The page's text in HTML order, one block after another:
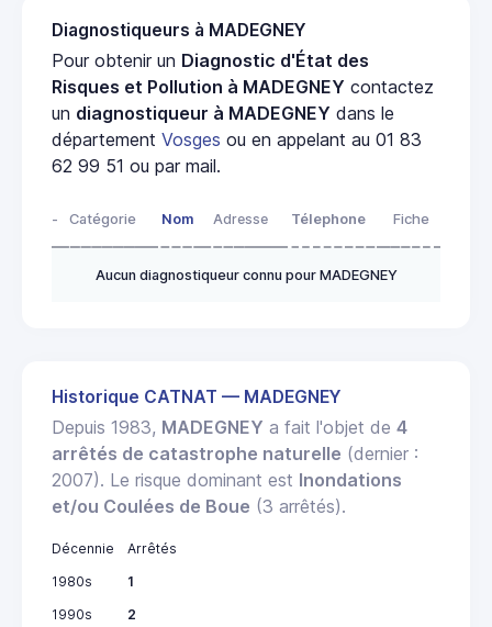
Diagnostiqueurs à MADEGNEY
Pour obtenir un Diagnostic d'État des
Risques et Pollution à MADEGNEY contactez
un diagnostiqueur à MADEGNEY dans le
département Vosges ou en appelant au 01 83
62 99 51 ou par mail.
- Catégorie Nom Adresse Télephone Fiche
Aucun diagnostiqueur connu pour MADEGNEY
Historique CATNAT — MADEGNEY
Depuis 1983, MADEGNEY a fait l'objet de 4
arrêtés de catastrophe naturelle (dernier :
2007). Le risque dominant est Inondations
et/ou Coulées de Boue (3 arrêtés).
Décennie
Arrêtés
1980s
1
1990s
2